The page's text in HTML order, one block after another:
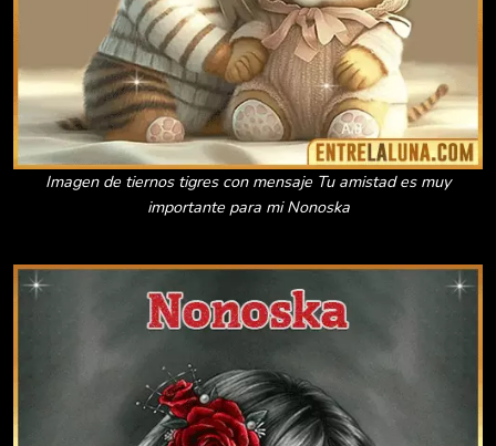
Imagen de tiernos tigres con mensaje Tu amistad es muy
importante para mi Nonoska